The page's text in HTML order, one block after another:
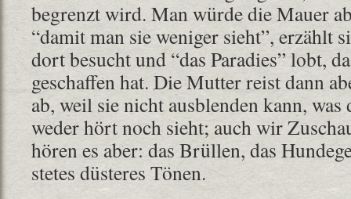
begrenzt wird. Man würde die Mauer
“damit man sie weniger sieht”, erzählt
dort besucht und “das Paradies” lobt,
geschaffen hat. Die Mutter reist dann
ab, weil sie nicht ausblenden kann, was
weder hört noch sieht; auch wir
hören es aber: das Brüllen, das
stetes düsteres Tönen.